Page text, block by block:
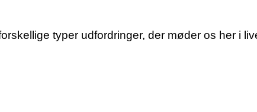
typer udfordringer, der møder os her i